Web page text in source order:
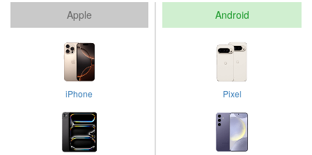
Apple
iPhone
Android
Pixel